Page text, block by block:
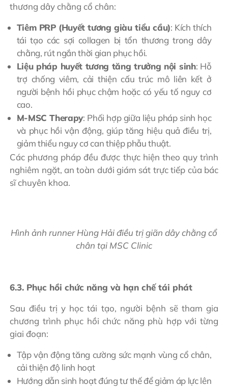
thương dây chằng cổ chân:
Tiêm PRP (Huyết tương giàu tiểu cầu): Kích thích
tái tạo các sợi collagen bị tổn thương trong dây
chằng, rút ngắn thời gian phục hồi.
Liệu pháp huyết tương tăng trưởng nội sinh: Hỗ
trợ chống viêm, cải thiện cấu trúc mô liên kết ở
người bệnh hồi phục chậm hoặc có yếu tố nguy cơ
cao.
M-MSC Therapy: Phối hợp giữa liệu pháp sinh học
và phục hồi vận động, giúp tăng hiệu quả điều trị,
giảm thiểu nguy cơ can thiệp phẫu thuật.
Các phương pháp đều được thực hiện theo quy trình
nghiêm ngặt, an toàn dưới giám sát trực tiếp của bác
sĩ chuyên khoa.
Hình ảnh runner Hùng Hải điều trị giãn dây chằng cổ
chân tại MSC Clinic
6.3. Phục hồi chức năng và hạn chế tái phát
Sau điều trị y học tái tạo, người bệnh sẽ tham gia
chương trình phục hồi chức năng phù hợp với từng
giai đoạn:
Tập vận động tăng cường sức mạnh vùng cổ chân,
cải thiện độ linh hoạt
Hướng dẫn sinh hoạt đúng tư thế để giảm áp lực lên